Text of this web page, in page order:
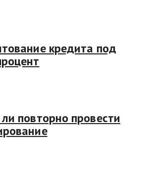
кредита под
повторно провести